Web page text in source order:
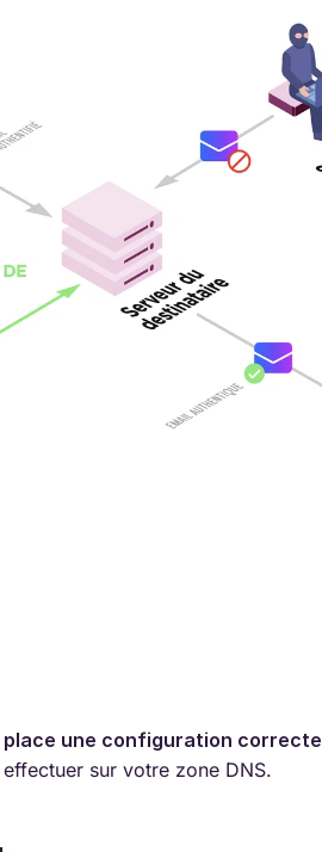
place une configuration correcte
sur votre zone DNS.